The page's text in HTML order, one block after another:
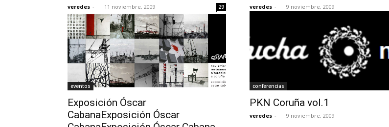
veredes - 11 noviembre, 2009 29 veredes - 9 noviembre, 2009
eventos
Exposición Óscar
CabanaExposición Óscar
conferencias
PKN Coruña vol.1
veredes - 9 noviembre, 2009